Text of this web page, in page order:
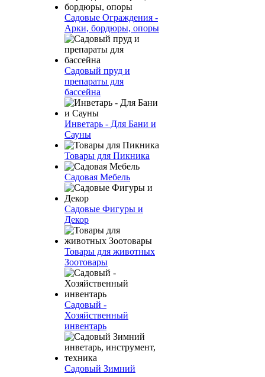
Садовые Ограждения -
Арки, бордюры, опоры
Садовый пруд и
препараты для
бассейна
Инветарь - Для Бани и
Сауны
Товары для Пикника
Садовая Мебель
Садовые Фигуры и
Декор
Товары для животных
Зоотовары
Садовый -
Хозяйственный
инвентарь
Садовый Зимний